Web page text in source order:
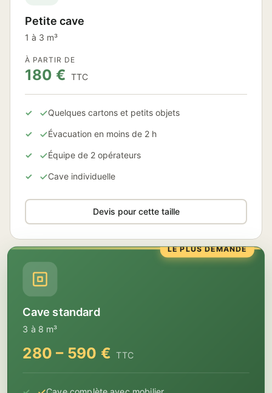
Petite cave
1 à 3 m³
À PARTIR DE
180 € TTC
Quelques cartons et petits objets
Évacuation en moins de 2 h
Équipe de 2 opérateurs
Cave individuelle
Devis pour cette taille
LE PLUS DEMANDÉ
Cave standard
3 à 8 m³
280 – 590 € TTC